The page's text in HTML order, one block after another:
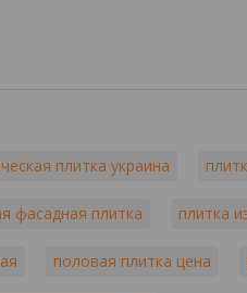
плитка украина
фасадная плитка плитка
половая плитка цена